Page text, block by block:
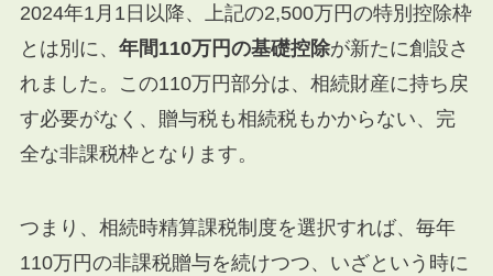
2024年1月1日以降、上記の2,500万円の特別控除枠
とは別に、 年間110万円の基礎控除が新たに創設さ
れました。この110万円部分は、相続財産に持ち戻
す必要がなく、贈与税も相続税もかからない、完
全な非課税枠となります。
つまり、相続時精算課税制度を選択すれば、毎年
110万円の非課税贈与を続けつつ、いざという時に